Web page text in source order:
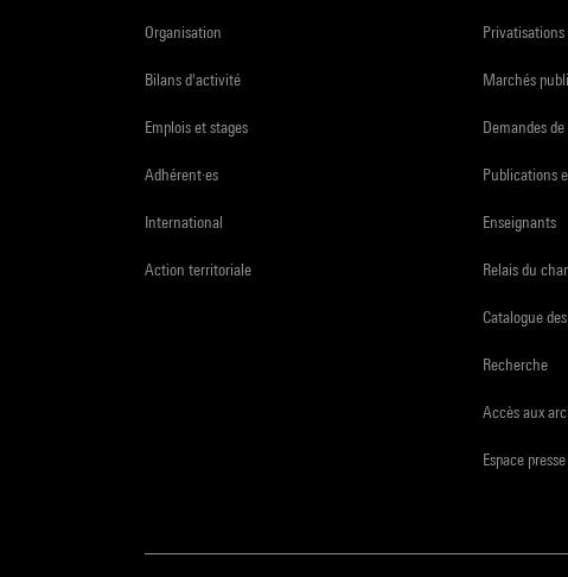
Organisation
Bilans d'activité
Emplois et stages
Adhérent·es
International
Action territoriale
Privatisations
Marchés
Demandes
Publications
Enseignants
Relais du
Catalogue
Recherche
Accès aux
Espace presse